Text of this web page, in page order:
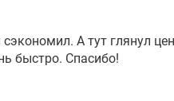
А тут глянул
быстро. Спасибо!